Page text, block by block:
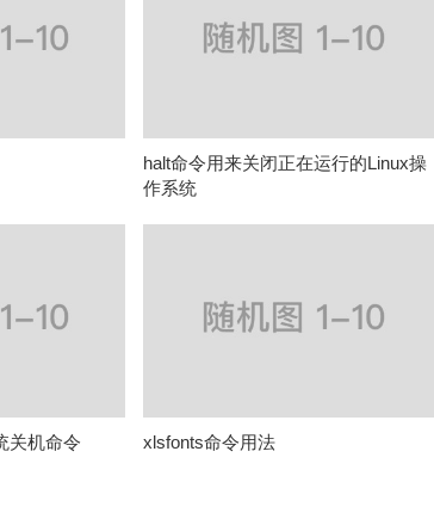
halt命令用来关闭正在运行的Linux操
作系统
关机命令 xlsfonts命令用法